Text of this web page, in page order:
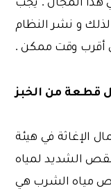
و نشر النظام
أقرب وقت ممكن .
قطعة من الخبز
الإغاثة في هيئة
الشديد لمياه
مياه الشرب هي